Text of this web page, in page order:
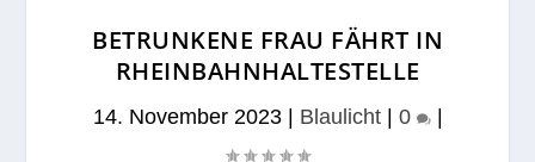
BETRUNKENE FRAU FÄHRT IN
RHEINBAHNHALTESTELLE
14. November 2023| Blaulicht| 0 |